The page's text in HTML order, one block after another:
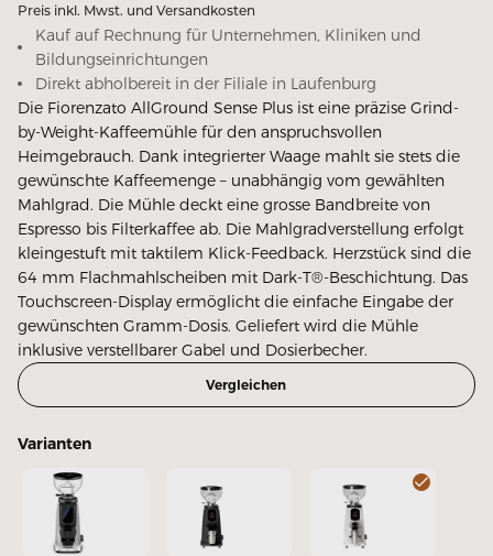
Preis inkl. Mwst. und Versandkosten
Kauf auf Rechnung für Unternehmen, Kliniken und
Bildungseinrichtungen
Direkt abholbereit in der Filiale in Laufenburg
Die Fiorenzato AllGround Sense Plus ist eine präzise Grind-
by-Weight-Kaffeemühle für den anspruchsvollen
Heimgebrauch. Dank integrierter Waage mahlt sie stets die
gewünschte Kaffeemenge – unabhängig vom gewählten
Mahlgrad. Die Mühle deckt eine grosse Bandbreite von
Espresso bis Filterkaffee ab. Die Mahlgradverstellung erfolgt
kleingestuft mit taktilem Klick-Feedback. Herzstück sind die
64 mm Flachmahlscheiben mit Dark-T®-Beschichtung. Das
Touchscreen-Display ermöglicht die einfache Eingabe der
gewünschten Gramm-Dosis. Geliefert wird die Mühle
inklusive verstellbarer Gabel und Dosierbecher.
Vergleichen
Varianten